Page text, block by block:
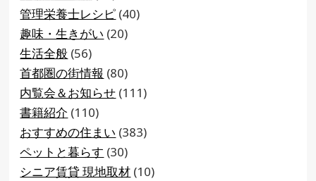
管理栄養士レシピ (40)
趣味・生きがい (20)
生活全般 (56)
首都圏の街情報 (80)
内覧会＆お知らせ (111)
書籍紹介 (110)
おすすめの住まい (383)
ペットと暮らす (30)
シニア賃貸 現地取材 (10)